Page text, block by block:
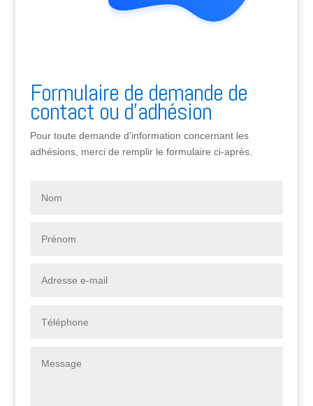
Formulaire de demande de
contact ou d’adhésion
Pour toute demande d’information concernant les
adhésions, merci de remplir le formulaire ci-après.